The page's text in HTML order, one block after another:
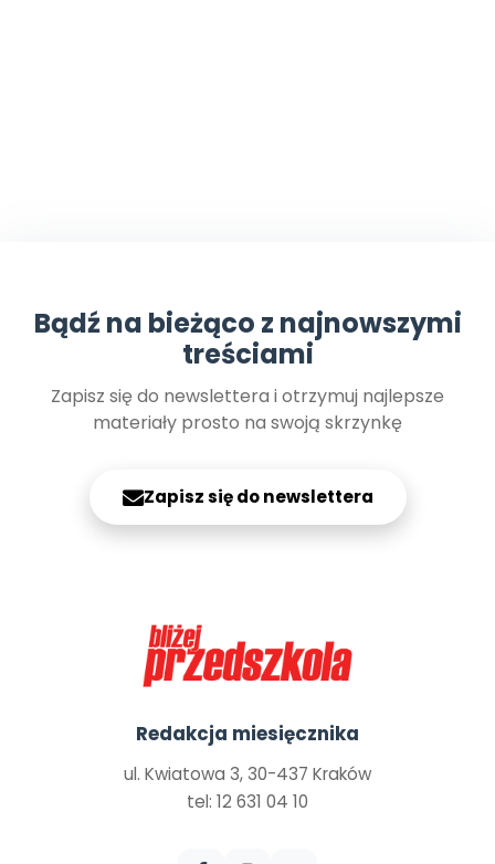
Bądź na bieżąco z najnowszymi
treściami
Zapisz się do newslettera i otrzymuj najlepsze
materiały prosto na swoją skrzynkę
Zapisz się do newslettera
Redakcja miesięcznika
ul. Kwiatowa 3, 30-437 Kraków
tel: 12 631 04 10